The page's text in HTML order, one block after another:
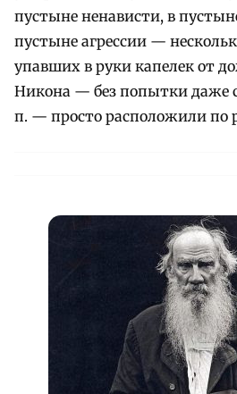
пустыне ненависти, в
пустыне агрессии —
упавших в руки капелек от
Никона — без попытки даже
п. — просто расположили по